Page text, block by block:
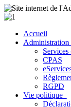
Accueil
Administration
CPAS
RGPD
Vie politique